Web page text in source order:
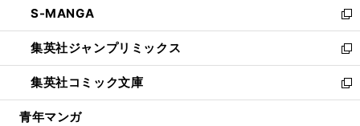
く
で
開
く
ド
ウ
で
開
く
ィ
ン
ド
ウ
で
開
い
ウ
ィ
ン
ド
ウ
S-MANGA
新
し
い
ウ
ィ
ン
集英社ジャンプリミックス
新
し
い
ウ
集英社コミック文庫
新
し
青年マンガ